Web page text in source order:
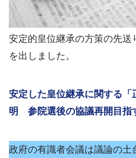
安定的皇位継承の方策の先
を出しました。
安定した皇位継承に関する
明 参院選後の協議再開目指
政府の有識者会議は議論の土